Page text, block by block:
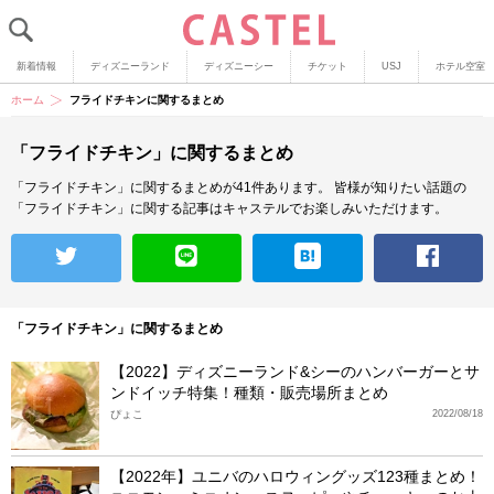
新着情報 ディズニーランド ディズニーシー チケット USJ ホテル空室
ホーム フライドチキンに関するまとめ
「フライドチキン」に関するまとめ
「フライドチキン」に関するまとめが41件あります。
皆様が知りたい話題の
「フライドチキン」に関する記事はキャステルでお楽しみいただけます。
「フライドチキン」に関するまとめ
【2022】ディズニーランド&シーのハンバーガーとサ
ンドイッチ特集！種類・販売場所まとめ
2022/08/18
ぴょこ
【2022年】ユニバのハロウィングッズ123種まとめ！